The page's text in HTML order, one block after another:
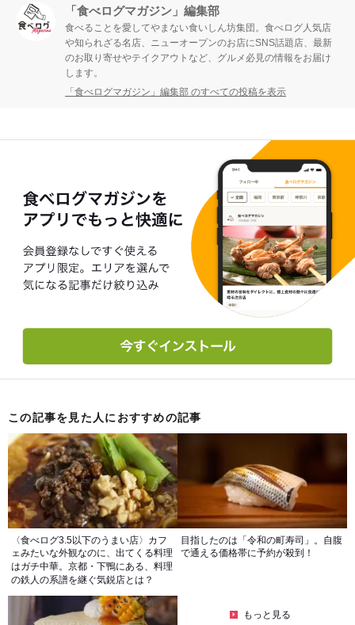
「食べログマガジン」編集部
食べることを愛してやまない食いしん坊集団。食べログ人気店
や知られざる名店、ニューオープンのお店にSNS話題店、最新
のお取り寄せやテイクアウトなど、グルメ必見の情報をお届け
します。
「食べログマガジン」編集部 のすべての投稿を表示
この記事を見た人におすすめの記事
〈食べログ3.5以下のうまい店〉カフ
ェみたいな外観なのに、出てくる料理
はガチ中華。京都・下鴨にある、料理
の鉄人の系譜を継ぐ気鋭店とは？
目指したのは「令和の町寿司」。自腹
で通える価格帯に予約が殺到！
もっと見る